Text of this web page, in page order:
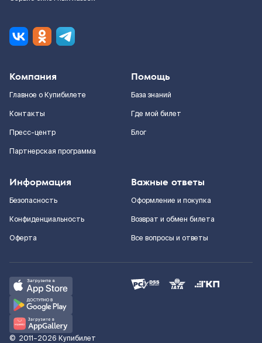
Компания
Главное о Купибилете
Контакты
Пресс-центр
Партнерская программа
Помощь
База знаний
Где мой билет
Блог
Информация
Безопасность
Конфиденциальность
Оферта
Важные ответы
Оформление и покупка
Возврат и обмен билета
Все вопросы и ответы
© 2011–2026 Купибилет